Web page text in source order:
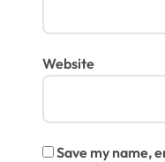
Website
Save my name,